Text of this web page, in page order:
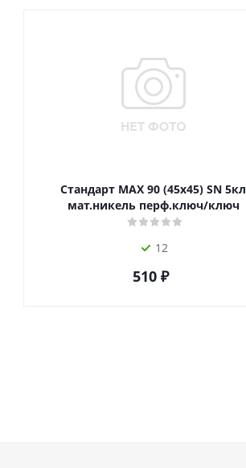
Стандарт MAX 90 (45х45) SN 5кл
мат.никель перф.ключ/ключ
12
510₽